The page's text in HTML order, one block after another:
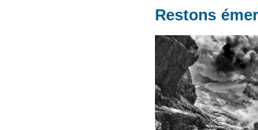
Restons